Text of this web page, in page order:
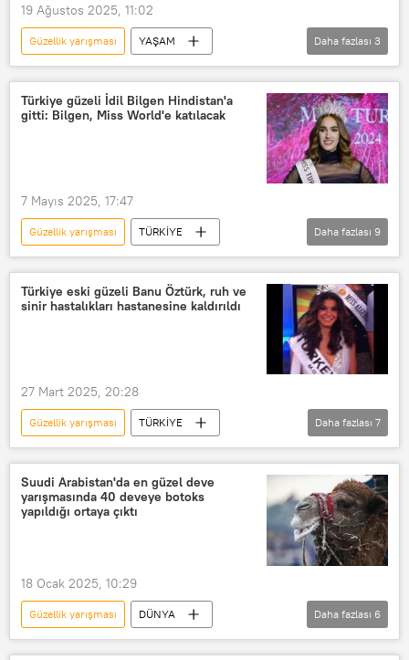
19 Ağustos 2025, 11:02
Güzellik yarışması
YAŞAM
Miss Universe
Filistin
Tayland
Daha fazlası 3
Türkiye güzeli İdil Bilgen Hindistan'a
gitti: Bilgen, Miss World'e katılacak
7 Mayıs 2025, 17:47
Güzellik yarışması
TÜRKİYE
Miss World
Türkiye
Miss Turkey
Miss Turkey 2024
Yarışma
Kainat Güzeli Yarışması
Daha fazlası 9
Türkiye eski güzeli Banu Öztürk, ruh ve
sinir hastalıkları hastanesine kaldırıldı
27 Mart 2025, 20:28
Güzellik yarışması
TÜRKİYE
Türkiye
Güzellik
ruh sağlığı
Ruh ve sinir hastalıkları hastanesi
Ruh Sağlığı Derneği
Hakaret
Daha fazlası 7
Suudi Arabistan'da en güzel deve
yarışmasında 40 deveye botoks
yapıldığı ortaya çıktı
18 Ocak 2025, 10:29
Güzellik yarışması
DÜNYA
Suudi Arabistan
Deve
Daha fazlası 6